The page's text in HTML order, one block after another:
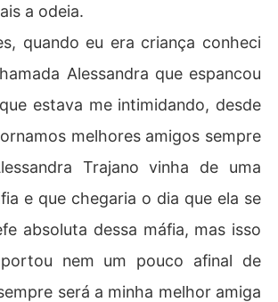
a odeia.
quando eu era criança conheci
Alessandra que espancou
estava me intimidando, desde
melhores amigos sempre
Trajano vinha de uma
e que chegaria o dia que ela se
absoluta dessa máfia, mas isso
nem um pouco afinal de
será a minha melhor amiga